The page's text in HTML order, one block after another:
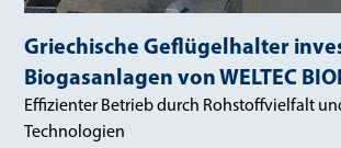
Griechische Geflügelhalter
Biogasanlagen von WELTEC
Effizienter Betrieb durch Rohstoffvielfalt
Technologien